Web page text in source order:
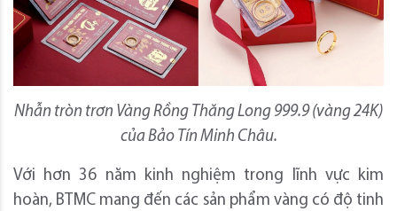
Nhẫn tròn trơn Vàng Rồng Thăng Long 999.9 (vàng 24K)
của Bảo Tín Minh Châu.
Với hơn 36 năm kinh nghiệm trong lĩnh vực kim
hoàn, BTMC mang đến các sản phẩm vàng có độ tinh